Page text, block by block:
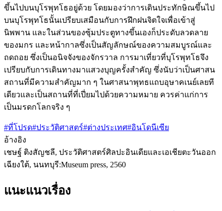
ขึ้นไปบนบุโรพุทโธอยู่ด้วย โดยมองว่าการเดินประทักษิณขึ้นไป
บนบุโรพุทโธนั้นเปรียบเสมือนกับการฝึกฝนจิตใจเพื่อเข้าสู่
นิพพาน และในส่วนของซุ้มประตูทางขึ้นเองก็ประดับลวดลาย
ของมกร และหน้ากาลซึ่งเป็นสัญลักษณ์ของความสมบูรณ์และ
ถดถอย ซึ่งเป็นอนิจจังของจักรวาล การมาเที่ยวที่บุโรพุทโธจึง
เปรียบกับการเดินทางมาแสวงบุญครั้งสำคัญ ซึ่งนับว่าเป็นศาสน
สถานที่มีความสำคัญมาก ๆ ในศาสนาพุทธแถบอุษาคเนย์เลยที
เดียวและเป็นสถานที่ที่เปี่ยมไปด้วยความหมาย ควรค่าแก่การ
เป็นมรดกโลกจริง ๆ
#ที่โปรด#ประวัติศาสตร์#ต่างประเทศ#อินโดนีเซีย
อ้างอิง
เชษฐ์ ติงสัญชลี, ประวัติศาสตร์ศิลปะอินเดียและเอเชียตะวันออก
เฉียงใต้, นนทบุรี:Museum press, 2560
แนะแนวเรื่อง